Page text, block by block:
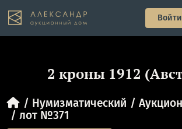
2 кроны 1912
Нумизматический
лот №371